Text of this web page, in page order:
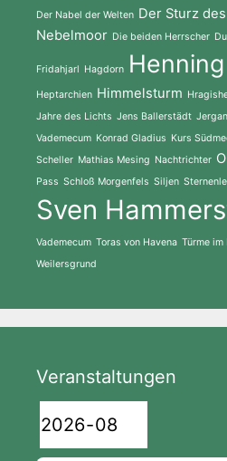
Der Nabel der Welten Der Sturz
Nebelmoor Die beiden Herrscher
Fridahjarl Hagdorn
Heptarchien Himmelsturm
Jahre des Lichts Jens Ballerstädt Jergan
Vademecum Konrad Gladius Kurs
Scheller Mathias Mesing Nachtrichter
Pass Schloß Morgenfels Siljen
Sven
Vademecum Toras von Havena Türme im
Weilersgrund
Veranstaltungen